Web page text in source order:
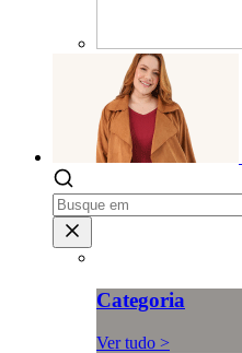
Categoria
Ver tudo >